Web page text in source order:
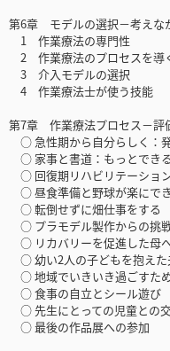
第6章 モデルの選択－考えな
1 作業療法の専門性
2 作業療法のプロセスを導
3 介入モデルの選択
4 作業療法士が使う技能
第7章 作業療法プロセス－評
○ 急性期から自分らしく：
○ 家事と書道：もっとでき
○ 回復期リハビリテーショ
○ 昼食準備と野球が楽にで
○ 転倒せずに畑仕事をする
○ プラモデル製作からの挑
○ リカバリーを促進した母
○ 幼い2人の子どもを抱えた
○ 地域でいきいき過ごすた
○ 食事の自立とシール遊び
○ 先生にとっての児童との
○ 最後の作品展への参加